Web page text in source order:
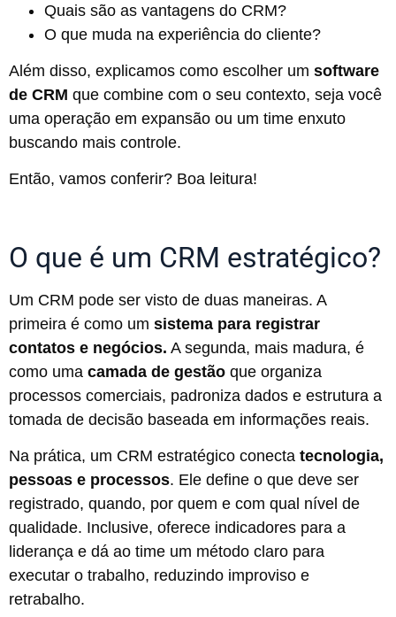
Quais são as vantagens do CRM?
O que muda na experiência do cliente?
Além disso, explicamos como escolher um software
de CRM que combine com o seu contexto, seja você
uma operação em expansão ou um time enxuto
buscando mais controle.
Então, vamos conferir? Boa leitura!
O que é um CRM estratégico?
Um CRM pode ser visto de duas maneiras. A
primeira é como um sistema para registrar
contatos e negócios. A segunda, mais madura, é
como uma camada de gestão que organiza
processos comerciais, padroniza dados e estrutura a
tomada de decisão baseada em informações reais.
Na prática, um CRM estratégico conecta tecnologia,
pessoas e processos. Ele define o que deve ser
registrado, quando, por quem e com qual nível de
qualidade. Inclusive, oferece indicadores para a
liderança e dá ao time um método claro para
executar o trabalho, reduzindo improviso e
retrabalho.